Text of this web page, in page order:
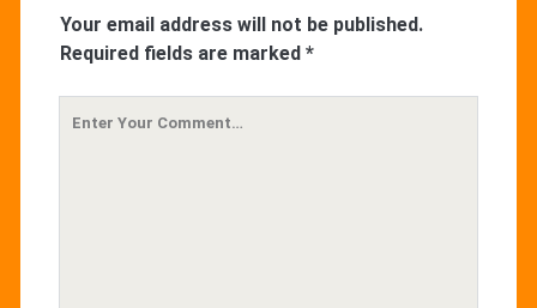
Your email address will not be published.
Required fields are marked *